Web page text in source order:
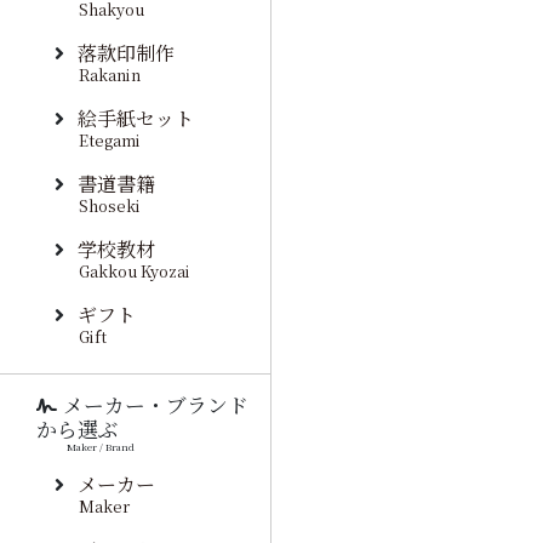
Shakyou
落款印制作
Rakanin
絵手紙セット
Etegami
書道書籍
Shoseki
学校教材
Gakkou Kyozai
ギフト
Gift
メーカー・ブランド
から選ぶ
Maker / Brand
メーカー
Maker